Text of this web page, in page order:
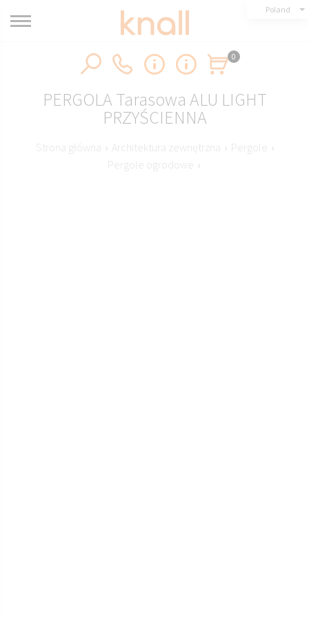
Poland
0
PERGOLA Tarasowa ALU LIGHT
PRZYŚCIENNA
Strona główna › Architektura zewnętrzna › Pergole
›
Pergole ogrodowe
›